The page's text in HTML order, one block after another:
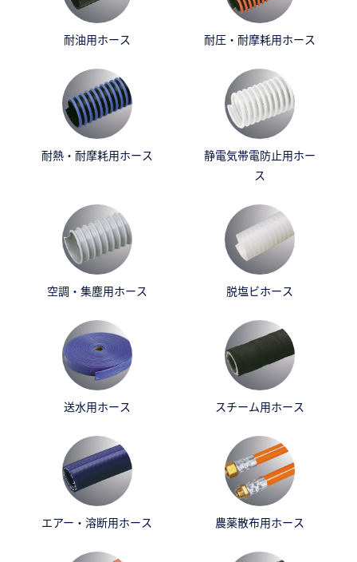
耐油用ホース 耐圧・耐摩耗用ホース
耐熱・耐摩耗用ホース
静電気帯電防止用ホー
ス
空調・集塵用ホース 脱塩ビホース
送水用ホース スチーム用ホース
エアー・溶断用ホース 農薬散布用ホース